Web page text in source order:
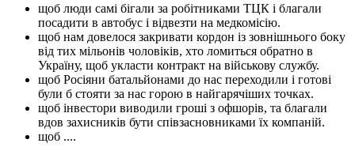
щоб люди самі бігали за робітниками ТЦК і благали
посадити в автобус і відвезти на медкомісію.
щоб нам довелося закривати кордон із зовнішнього боку
від тих мільонів чоловіків, хто ломиться обратно в
Україну, щоб укласти контракт на військову службу.
щоб Росіяни батальйонами до нас переходили і готові
були б стояти за нас горою в найгарячіших точках.
щоб інвестори виводили гроші з офшорів, та благали
вдов захисників бути співзасновниками їх компаній.
щоб ....